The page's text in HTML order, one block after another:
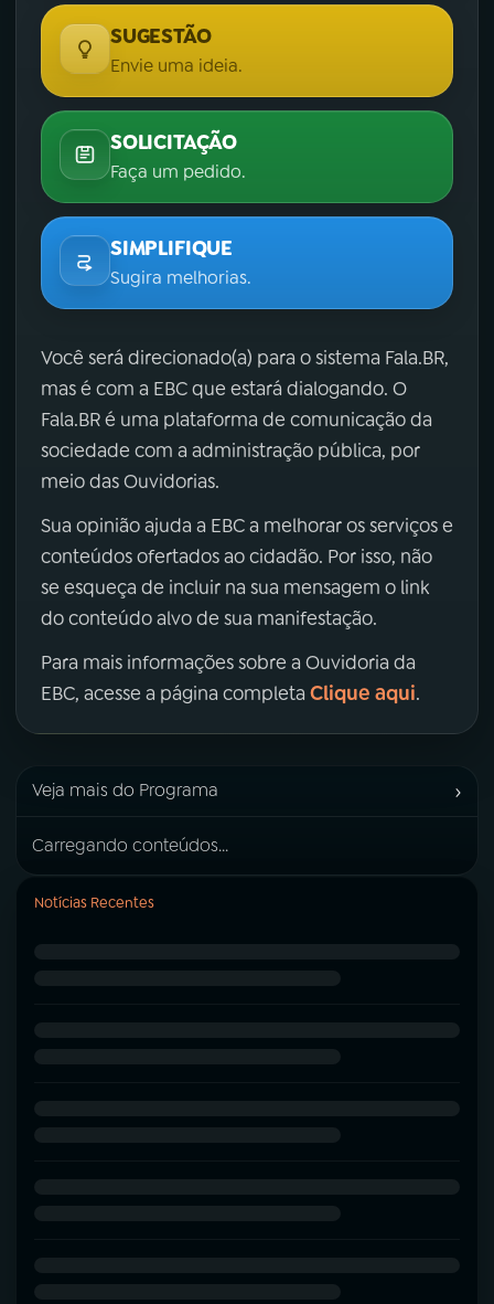
SUGESTÃO
Envie uma ideia.
SOLICITAÇÃO
Faça um pedido.
SIMPLIFIQUE
Sugira melhorias.
Você será direcionado(a) para o sistema Fala.BR,
mas é com a EBC que estará dialogando. O
Fala.BR é uma plataforma de comunicação da
sociedade com a administração pública, por
meio das Ouvidorias.
Sua opinião ajuda a EBC a melhorar os serviços e
conteúdos ofertados ao cidadão. Por isso, não
se esqueça de incluir na sua mensagem o link
do conteúdo alvo de sua manifestação.
Para mais informações sobre a Ouvidoria da
EBC, acesse a página completa Clique aqui.
Veja mais do Programa ›
Carregando conteúdos...
Notícias Recentes